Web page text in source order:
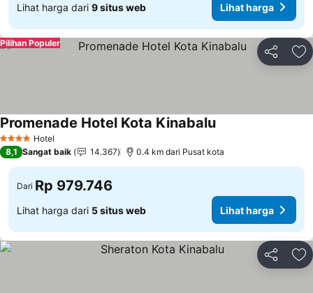
Lihat harga dari 9 situs web Lihat harga
Bagikan
Pilihan Populer
4 BintangHotel
Promenade Hotel Kota KinabaluLihat harga
8,1 Sangat baik 14.367 0.4 km dari Pusat kota
Dari Rp 979.746
Lihat harga dari 5 situs web Lihat harga
Bagikan